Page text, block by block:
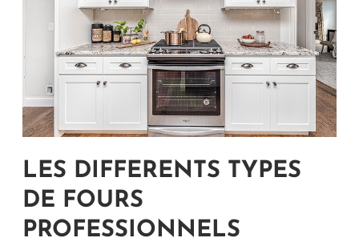
LES DIFFERENTS TYPES
DE FOURS
PROFESSIONNELS